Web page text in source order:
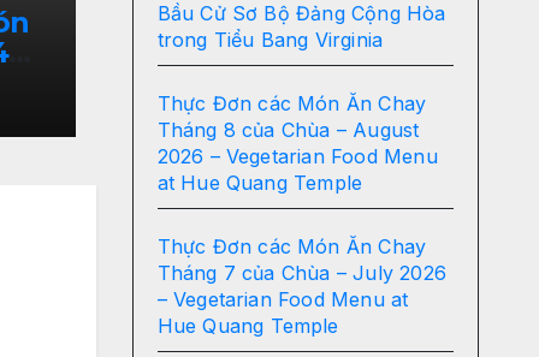
Bầu Cử Sơ Bộ Đảng Cộng Hòa
trong Tiểu Bang Virginia
Thực Đơn các Món Ăn Chay
Tháng 8 của Chùa – August
2026 – Vegetarian Food Menu
at Hue Quang Temple
Thực Đơn các Món Ăn Chay
Tháng 7 của Chùa – July 2026
– Vegetarian Food Menu at
Hue Quang Temple